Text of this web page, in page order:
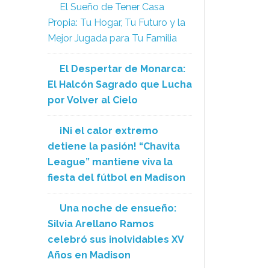
El Sueño de Tener Casa
Propia: Tu Hogar, Tu Futuro y la
Mejor Jugada para Tu Familia
El Despertar de Monarca:
El Halcón Sagrado que Lucha
por Volver al Cielo
¡Ni el calor extremo
detiene la pasión! “Chavita
League” mantiene viva la
fiesta del fútbol en Madison
Una noche de ensueño:
Silvia Arellano Ramos
celebró sus inolvidables XV
Años en Madison